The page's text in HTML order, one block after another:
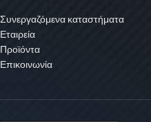
Συνεργαζόμενα καταστήματα
Εταιρεία
Προϊόντα
Επικοινωνία